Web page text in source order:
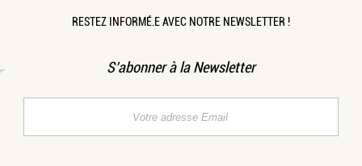
RESTEZ INFORMÉ.E AVEC NOTRE NEWSLETTER !
S’abonner à la Newsletter